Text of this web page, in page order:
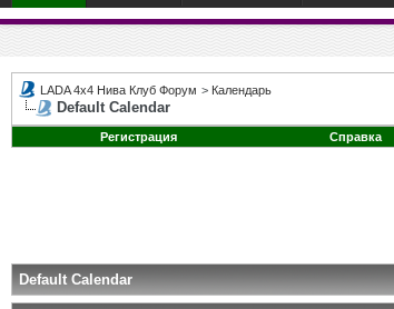
LADA 4x4 Нива Клуб Форум > Календарь
Default Calendar
Регистрация
Справка
Default Calendar